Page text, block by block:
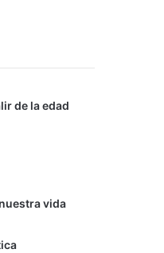
de la edad
vida